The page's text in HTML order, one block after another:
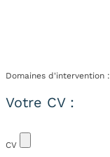
Domaines d'intervention :
Votre CV :
CV